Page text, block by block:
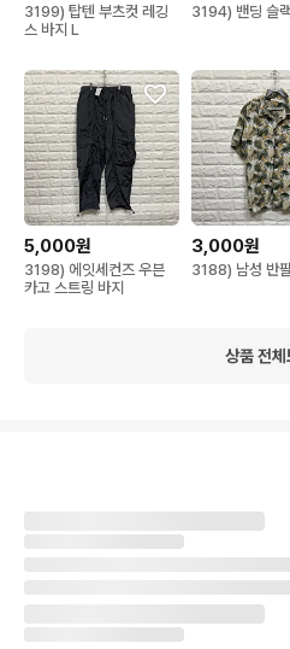
3199) 탑텐 부츠컷 레깅
스 바지 L
3194) 밴딩 슬
5,000원
3198) 에잇세컨즈 우븐
카고 스트링 바지
3,000원
3188) 남성 반
상품 전체